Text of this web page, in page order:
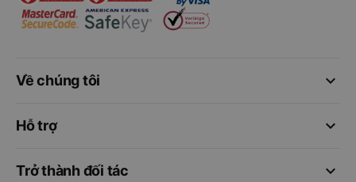
keyboard_arrow_down
Về chúng tôi
keyboard_arrow_down
Hỗ trợ
keyboard_arrow_down
Trở thành đối tác